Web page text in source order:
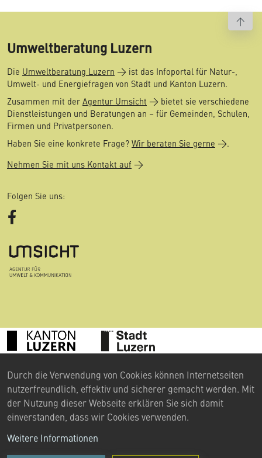
Umweltberatung Luzern
Die Umweltberatung Luzern
ist das Infoportal für Natur-,
Umwelt- und Energiefragen von Stadt und Kanton Luzern.
Zusammen mit der Agentur Umsicht
bietet sie verschiedene
Dienstleistungen und Beratungen an – für Gemeinden, Schulen,
Firmen und Privatpersonen.
Haben Sie eine konkrete Frage? Wir beraten Sie gerne
.
Nehmen Sie mit uns Kontakt auf
Folgen Sie uns:
©2024 Umweltberatung Luzern
Kontakt
Impressum
Datenschutzerklärung
Durch die Verwendung von Cookies können Internetseiten
nutzerfreundlich, effektiv und sicherer gemacht werden. Mit
der Nutzung dieser Webseite erklären Sie sich damit
einverstanden, dass wir Cookies verwenden.
Weitere Informationen